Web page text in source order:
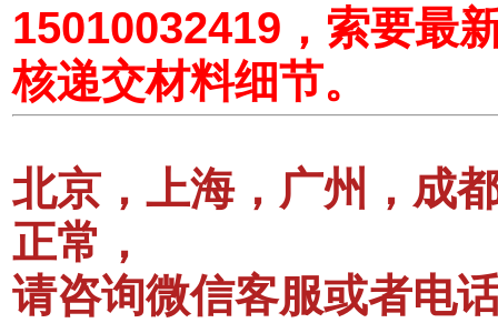
15010032419，索要最
核递交材料细节。
北京，上海，广州，成
正常，
请咨询微信客服或者电